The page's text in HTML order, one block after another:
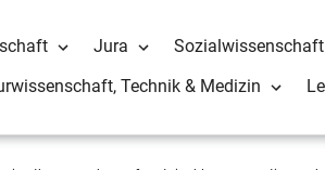
Jura Sozialwissenschaft
Technik & Medizin